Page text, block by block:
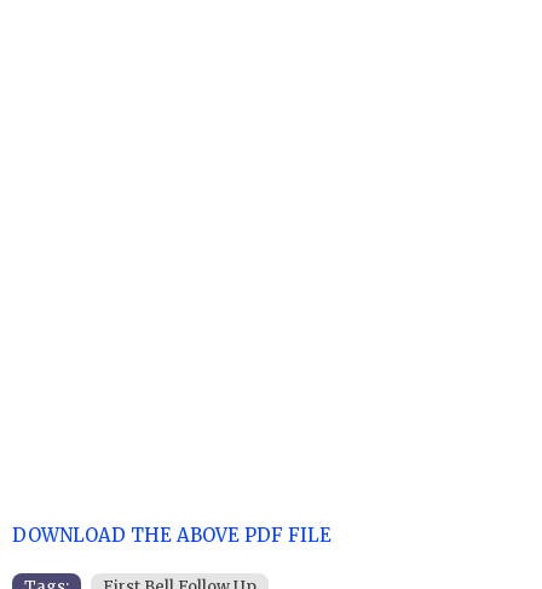
DOWNLOAD THE ABOVE PDF FILE